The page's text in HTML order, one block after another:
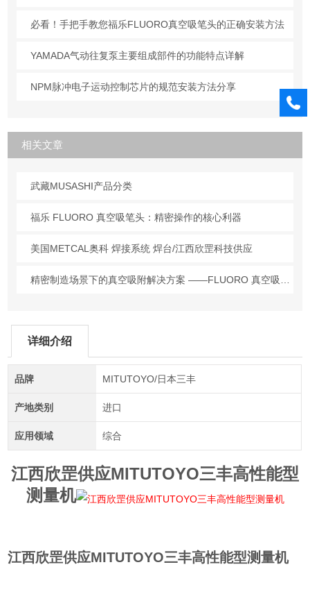
必看！手把手教您福乐FLUORO真空吸笔头的正确安装方法
YAMADA气动往复泵主要组成部件的功能特点详解
NPM脉冲电子运动控制芯片的规范安装方法分享
相关文章
武藏MUSASHI产品分类
福乐 FLUORO 真空吸笔头：精密操作的核心利器
美国METCAL奥科 焊接系统 焊台/江西欣罡科技供应
精密制造场景下的真空吸附解决方案 ——FLUORO 真空吸笔头技术解析
详细介绍
品牌 MITUTOYO/日本三丰
产地类别 进口
应用领域 综合
江西欣罡供应MITUTOYO三丰高性能型
测量机
江西欣罡供应MITUTOYO三丰高性能型测量机